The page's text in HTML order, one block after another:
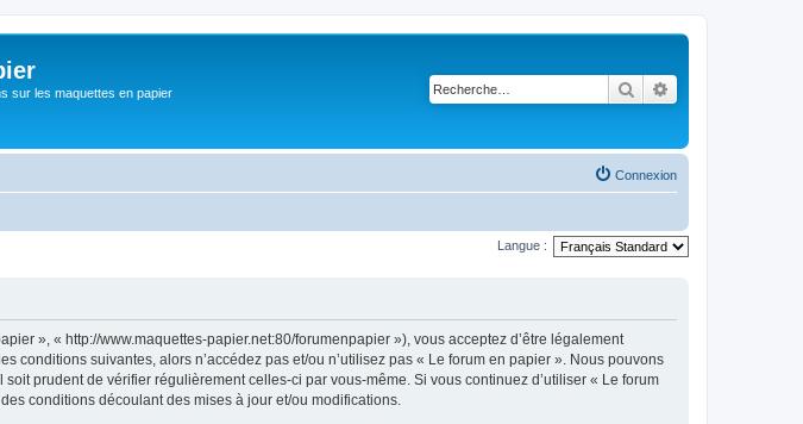
sur les maquettes en papier Rechercher
Connexion
Langue :
», « http://www.maquettes-papier.net:80/forumenpapier »), vous acceptez d’être légalement
conditions suivantes, alors n’accédez pas et/ou n’utilisez pas « Le forum en papier ». Nous pouvons
prudent de vérifier régulièrement celles-ci par vous-même. Si vous continuez d’utiliser « Le forum
conditions découlant des mises à jour et/ou modifications.